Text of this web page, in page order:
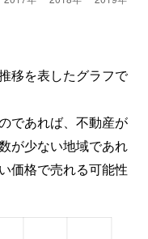
移を表したグラフで
であれば、不動産が
が少ない地域であれ
価格で売れる可能性